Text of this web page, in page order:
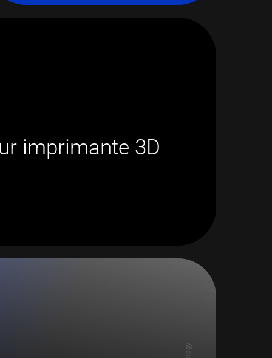
imprimante 3D